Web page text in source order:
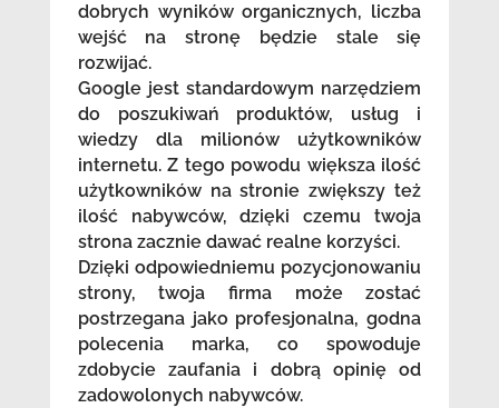
dobrych wyników organicznych, liczba
wejść na stronę będzie stale się
rozwijać.
Google jest standardowym narzędziem
do poszukiwań produktów, usług i
wiedzy dla milionów użytkowników
internetu. Z tego powodu większa ilość
użytkowników na stronie zwiększy też
ilość nabywców, dzięki czemu twoja
strona zacznie dawać realne korzyści.
Dzięki odpowiedniemu pozycjonowaniu
strony, twoja firma może zostać
postrzegana jako profesjonalna, godna
polecenia marka, co spowoduje
zdobycie zaufania i dobrą opinię od
zadowolonych nabywców.